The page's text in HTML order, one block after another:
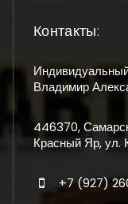
Контакты:
Владимир
446370,
Красный Яр, ул.
+7 (927)